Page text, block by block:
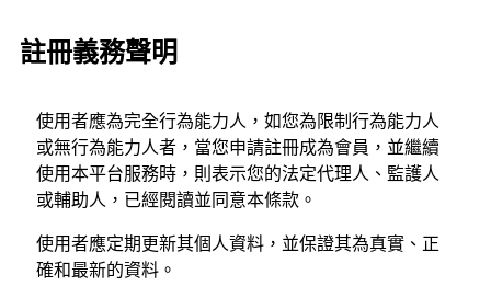
註冊義務聲明
使用者應為完全行為能力人，如您為限制行為能力人
或無行為能力人者，當您申請註冊成為會員，並繼續
使用本平台服務時，則表示您的法定代理人、監護人
或輔助人，已經閱讀並同意本條款。
使用者應定期更新其個人資料，並保證其為真實、正
確和最新的資料。